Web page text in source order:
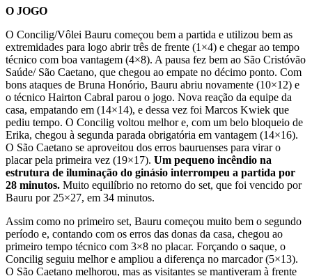
O JOGO
O Concilig/Vôlei Bauru começou bem a partida e utilizou bem as
extremidades para logo abrir três de frente (1×4) e chegar ao tempo
técnico com boa vantagem (4×8). A pausa fez bem ao São Cristóvão
Saúde/ São Caetano, que chegou ao empate no décimo ponto. Com
bons ataques de Bruna Honório, Bauru abriu novamente (10×12) e
o técnico Hairton Cabral parou o jogo. Nova reação da equipe da
casa, empatando em (14×14), e dessa vez foi Marcos Kwiek que
pediu tempo. O Concilig voltou melhor e, com um belo bloqueio de
Erika, chegou à segunda parada obrigatória em vantagem (14×16).
O São Caetano se aproveitou dos erros bauruenses para virar o
placar pela primeira vez (19×17). Um pequeno incêndio na
estrutura de iluminação do ginásio interrompeu a partida por
28 minutos. Muito equilíbrio no retorno do set, que foi vencido por
Bauru por 25×27, em 34 minutos.
Assim como no primeiro set, Bauru começou muito bem o segundo
período e, contando com os erros das donas da casa, chegou ao
primeiro tempo técnico com 3×8 no placar. Forçando o saque, o
Concilig seguiu melhor e ampliou a diferença no marcador (5×13).
O São Caetano melhorou, mas as visitantes se mantiveram à frente